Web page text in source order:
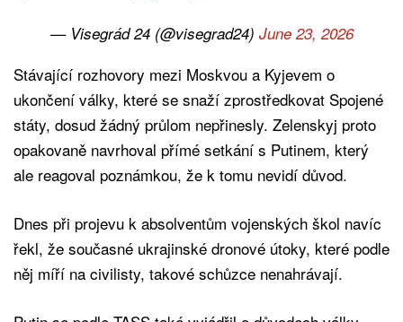
— Visegrád 24 (@visegrad24) June 23, 2026
Stávající rozhovory mezi Moskvou a Kyjevem o
ukončení války, které se snaží zprostředkovat Spojené
státy, dosud žádný průlom nepřinesly. Zelenskyj proto
opakovaně navrhoval přímé setkání s Putinem, který
ale reagoval poznámkou, že k tomu nevidí důvod.
Dnes při projevu k absolventům vojenských škol navíc
řekl, že současné ukrajinské dronové útoky, které podle
něj míří na civilisty, takové schůzce nenahrávají.